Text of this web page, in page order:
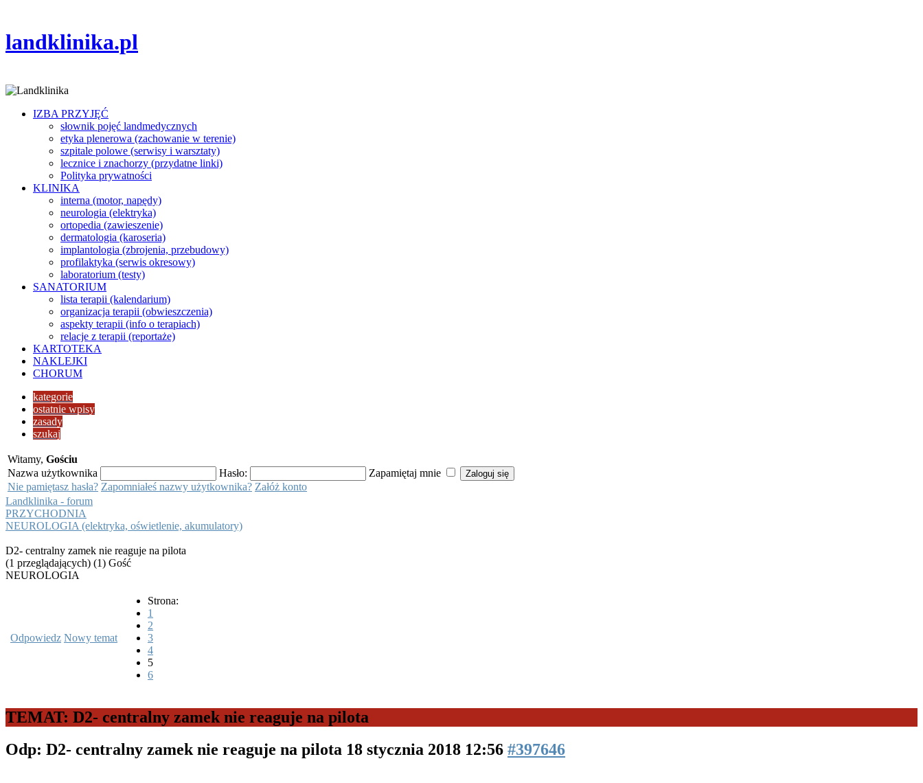
landklinika.pl
IZBA PRZYJĘĆ
słownik pojęć landmedycznych
etyka plenerowa (zachowanie w terenie)
szpitale polowe (serwisy i warsztaty)
lecznice i znachorzy (przydatne linki)
Polityka prywatności
KLINIKA
interna (motor, napędy)
neurologia (elektryka)
ortopedia (zawieszenie)
dermatologia (karoseria)
implantologia (zbrojenia, przebudowy)
profilaktyka (serwis okresowy)
laboratorium (testy)
SANATORIUM
lista terapii (kalendarium)
organizacja terapii (obwieszczenia)
aspekty terapii (info o terapiach)
relacje z terapii (reportaże)
KARTOTEKA
NAKLEJKI
CHORUM
kategorie
ostatnie wpisy
zasady
szukaj
Witamy, Gościu
Nazwa użytkownika
Hasło:
Zapamiętaj mnie
Nie pamiętasz hasła? Zapomniałeś nazwy użytkownika? Załóż konto
Landklinika - forum
PRZYCHODNIA
NEUROLOGIA (elektryka, oświetlenie, akumulatory)
D2- centralny zamek nie reaguje na pilota
(1 przeglądających) (1) Gość
NEUROLOGIA
Odpowiedz Nowy temat
Strona:
1
2
3
4
5
6
TEMAT: D2- centralny zamek nie reaguje na pilota
Odp: D2- centralny zamek nie reaguje na pilota 18 stycznia 2018 12:56 #397646